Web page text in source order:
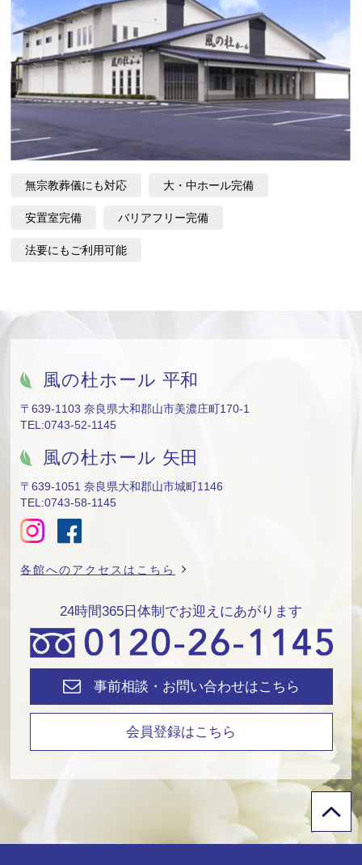
無宗教葬儀にも対応 大・中ホール完備
安置室完備 バリアフリー完備
法要にもご利用可能
風の杜ホール 平和
〒639-1103 奈良県大和郡山市美濃庄町170-1
TEL:0743-52-1145
風の杜ホール 矢田
〒639-1051 奈良県大和郡山市城町1146
TEL:0743-58-1145
各館へのアクセスはこちら
24時間365日体制でお迎えにあがります
事前相談・お問い合わせはこちら
会員登録はこちら